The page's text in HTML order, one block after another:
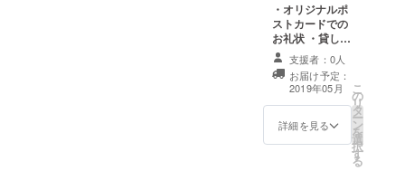
ジェク
ト成立
後メー
ルにて
利用日
時をお
い。
・オリジナルポ
ストカードでの
お礼状 ・貸しス
ペース利用6時間
またはギャラ
リー１スペース
３日間 ※貸しス
ペースまたは
ギャラリー利用
支援者：0人
お届け予定：
2019年05月
詳細を見る
こ
の
リ
タ
ー
ン
を
選
択
す
る